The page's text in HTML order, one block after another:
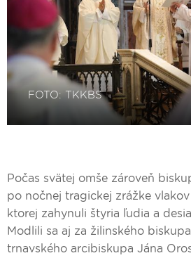
Počas svätej omše zároveň
po nočnej tragickej zrážke
ktorej zahynuli štyria ľudia a
Modlili sa aj za žilinského
trnavského arcibiskupa Jána